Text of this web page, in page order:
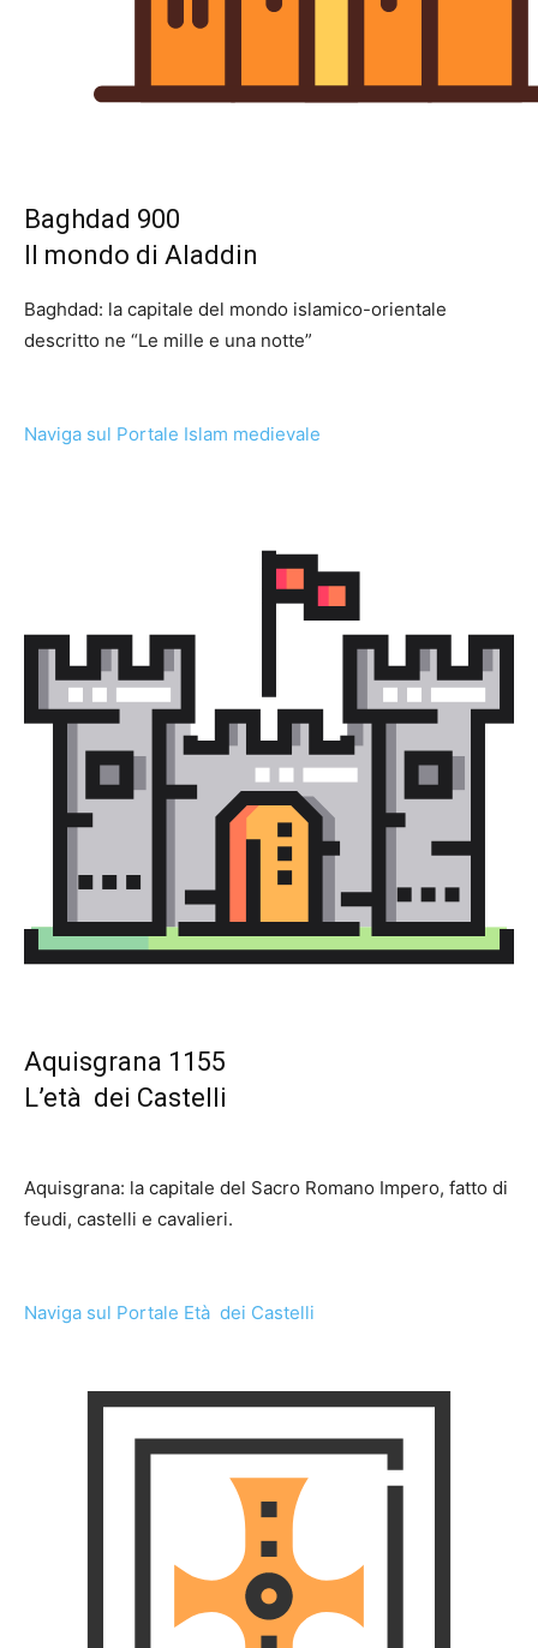
Baghdad 900
Il mondo di Aladdin
Baghdad: la capitale del mondo islamico-orientale
descritto ne “Le mille e una notte”
Naviga sul Portale Islam medievale
Aquisgrana 1155
L’età dei Castelli
Aquisgrana: la capitale del Sacro Romano Impero, fatto di
feudi, castelli e cavalieri.
Naviga sul Portale Età dei Castelli